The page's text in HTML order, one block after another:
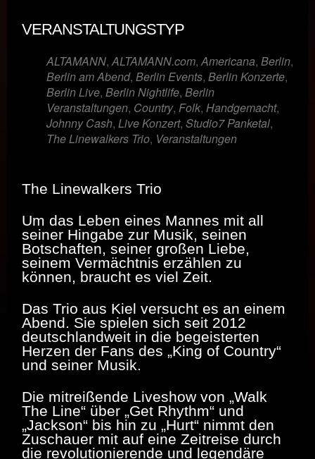
VERANSTALTUNGSTYP
ALTAMANN,ALTAMANN.com,Americana, Berlin,
Berlin am Abend, Berlin Events, Berlin Konzerte,
Berlin Live, Berlin Nightlife, Berlin
Veranstaltungen, Country, Folk, Handgemacht,
Johnny Cash, Live Konzert, Studio7 Panketal,
The Linewalkers Trio, Veranstaltungen
The Linewalkers Trio
Um das Leben eines Mannes mit all
seiner Hingabe zur Musik, seinen
Botschaften, seiner großen Liebe,
seinem Vermächtnis erzählen zu
können, braucht es viel Zeit.
Das Trio aus Kiel versucht es an einem
Abend. Sie spielen sich seit 2012
deutschlandweit in die begeisterten
Herzen der Fans des „King of Country“
und seiner Musik.
Die mitreißende Liveshow von „Walk
The Line“ über „Get Rhythm“ und
„Jackson“ bis hin zu „Hurt“ nimmt den
Zuschauer mit auf eine Zeitreise durch
die revolutionierende und legendäre